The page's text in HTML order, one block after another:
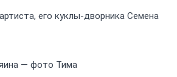
его куклы-дворника Семена
— фото Тима